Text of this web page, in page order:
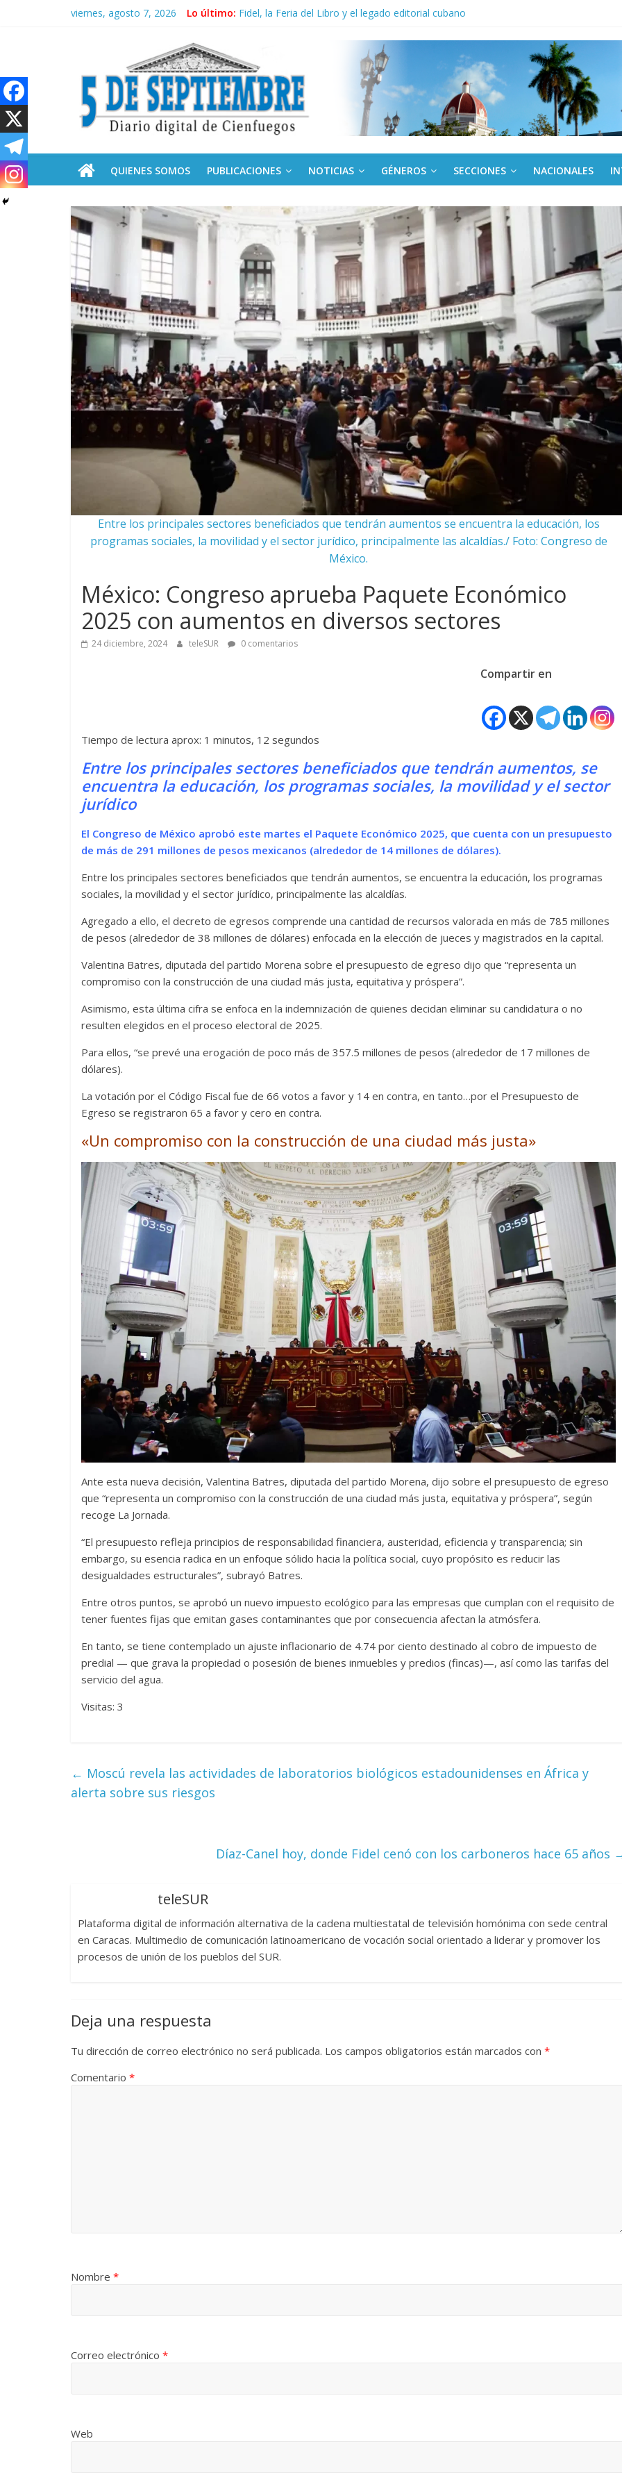
viernes, agosto 7, 2026 Lo último: Recorrió Díaz-Canel Empresa Eléctrica de La Habana y otras instalaciones
Premian a estudiantes cubanos en certamen de ballet en Sudáfrica
Plan vacacional ICAIC, para los niños trabajamos
Ceuta: anatomía de una “crisis migratoria”
Septiembre
Diario
de
Cienfuegos,QUIENES SOMOS PUBLICACIONES NOTICIAS GÉNEROS SECCIONES NACIONALES
Entre los principales sectores beneficiados que tendrán aumentos se encuentra la educación, los
programas sociales, la movilidad y el sector jurídico, principalmente las alcaldías./ Foto: Congreso de
México.
México: Congreso aprueba Paquete Económico
2025 con aumentos en diversos sectores
24 diciembre, 2024 teleSUR 0 comentarios
Compartir en
Tiempo de lectura aprox: 1 minutos, 12 segundos
Entre los principales sectores beneficiados que tendrán aumentos, se
encuentra la educación, los programas sociales, la movilidad y el sector
jurídico
El Congreso de México aprobó este martes el Paquete Económico 2025, que cuenta con un presupuesto
de más de 291 millones de pesos mexicanos (alrededor de 14 millones de dólares).
Entre los principales sectores beneficiados que tendrán aumentos, se encuentra la educación, los programas
sociales, la movilidad y el sector jurídico, principalmente las alcaldías.
Agregado a ello, el decreto de egresos comprende una cantidad de recursos valorada en más de 785 millones
de pesos (alrededor de 38 millones de dólares) enfocada en la elección de jueces y magistrados en la capital.
Valentina Batres, diputada del partido Morena sobre el presupuesto de egreso dijo que “representa un
compromiso con la construcción de una ciudad más justa, equitativa y próspera”.
Asimismo, esta última cifra se enfoca en la indemnización de quienes decidan eliminar su candidatura o no
resulten elegidos en el proceso electoral de 2025.
Para ellos, “se prevé una erogación de poco más de 357.5 millones de pesos (alrededor de 17 millones de
dólares).
La votación por el Código Fiscal fue de 66 votos a favor y 14 en contra, en tanto…por el Presupuesto de
Egreso se registraron 65 a favor y cero en contra.
«Un compromiso con la construcción de una ciudad más justa»
Ante esta nueva decisión, Valentina Batres, diputada del partido Morena, dijo sobre el presupuesto de egreso
que “representa un compromiso con la construcción de una ciudad más justa, equitativa y próspera”, según
recoge La Jornada.
“El presupuesto refleja principios de responsabilidad financiera, austeridad, eficiencia y transparencia; sin
embargo, su esencia radica en un enfoque sólido hacia la política social, cuyo propósito es reducir las
desigualdades estructurales”, subrayó Batres.
Entre otros puntos, se aprobó un nuevo impuesto ecológico para las empresas que cumplan con el requisito de
tener fuentes fijas que emitan gases contaminantes que por consecuencia afectan la atmósfera.
En tanto, se tiene contemplado un ajuste inflacionario de 4.74 por ciento destinado al cobro de impuesto de
predial — que grava la propiedad o posesión de bienes inmuebles y predios (fincas)—, así como las tarifas del
servicio del agua.
Visitas: 3
← Moscú revela las actividades de laboratorios biológicos estadounidenses en África y
alerta sobre sus riesgos
Díaz-Canel hoy, donde Fidel cenó con los carboneros hace 65 años
teleSUR
Plataforma digital de información alternativa de la cadena multiestatal de televisión homónima con sede central
en Caracas. Multimedio de comunicación latinoamericano de vocación social orientado a liderar y promover los
procesos de unión de los pueblos del SUR.
Deja una respuesta
Tu dirección de correo electrónico no será publicada. Los campos obligatorios están marcados con *
Comentario *
Nombre *
Correo electrónico *
Web
Cuento de hadas
interclasista en la alta
burguesía mexicana
30 diciembre, 2025
Julio Martínez Molina
0
Terror chamánico coreano
14 marzo, 2026 Julio Martínez Molina 0
Divertida comedia
dramática argentina
0
Cine macizo de
0
Un vergel en las nieblas de
la nostalgia
12 octubre, 2024 Francisco G. Navarro 0
21 septiembre, 2024
Francisco G. Navarro
3
15 septiembre, 2024
Francisco G.
0